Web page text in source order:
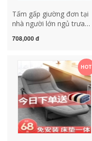
Tấm gấp giường đơn tại
nhà người lớn ngủ trưa
phòng giường đơn giản và
thể ngả lưng
708,000 đ
HOT